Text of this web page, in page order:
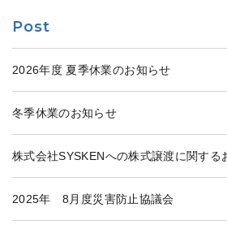
Post
2026年度 夏季休業のお知らせ
冬季休業のお知らせ
株式会社SYSKENへの株式譲渡に関する
2025年 8月度災害防止協議会